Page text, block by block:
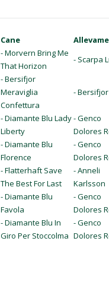
Cane
- Morvern Bring Me
That Horizon
- Scarpa
- Bersifjor
Meraviglia
Confettura
- Bersifjor
- Diamante Blu Lady
Liberty
- Genco
Dolores
- Diamante Blu
Florence
- Genco
Dolores
- Flatterhaft Save
The Best For Last
- Anneli
Karlsson
- Diamante Blu
Favola
- Genco
Dolores
- Diamante Blu In
Giro Per Stoccolma
- Genco
Dolores